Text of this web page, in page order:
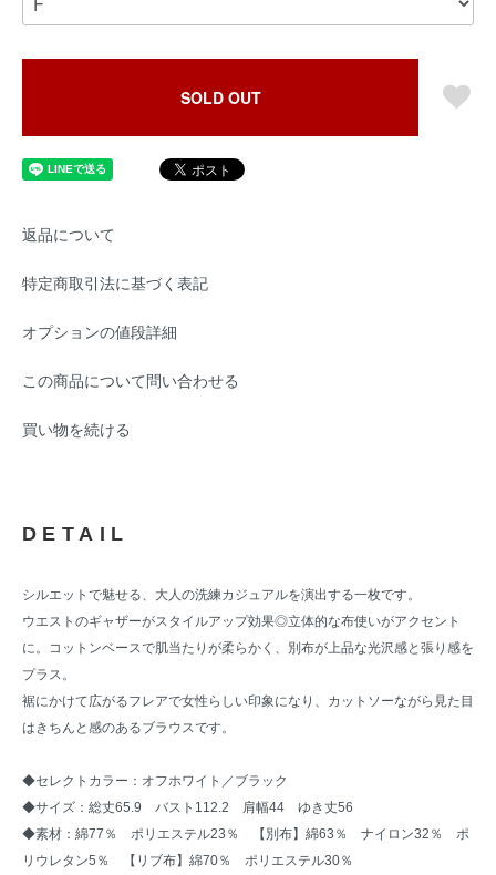
SOLD OUT
返品について
特定商取引法に基づく表記
オプションの値段詳細
この商品について問い合わせる
買い物を続ける
DETAIL
シルエットで魅せる、大人の洗練カジュアルを演出する一枚です。
ウエストのギャザーがスタイルアップ効果◎立体的な布使いがアクセント
に。コットンベースで肌当たりが柔らかく、別布が上品な光沢感と張り感を
プラス。
裾にかけて広がるフレアで女性らしい印象になり、カットソーながら見た目
はきちんと感のあるブラウスです。
◆セレクトカラー：オフホワイト／ブラック
◆サイズ：総丈65.9 バスト112.2 肩幅44 ゆき丈56
◆素材：綿77％ ポリエステル23％ 【別布】綿63％ ナイロン32％ ポ
リウレタン5％ 【リブ布】綿70％ ポリエステル30％